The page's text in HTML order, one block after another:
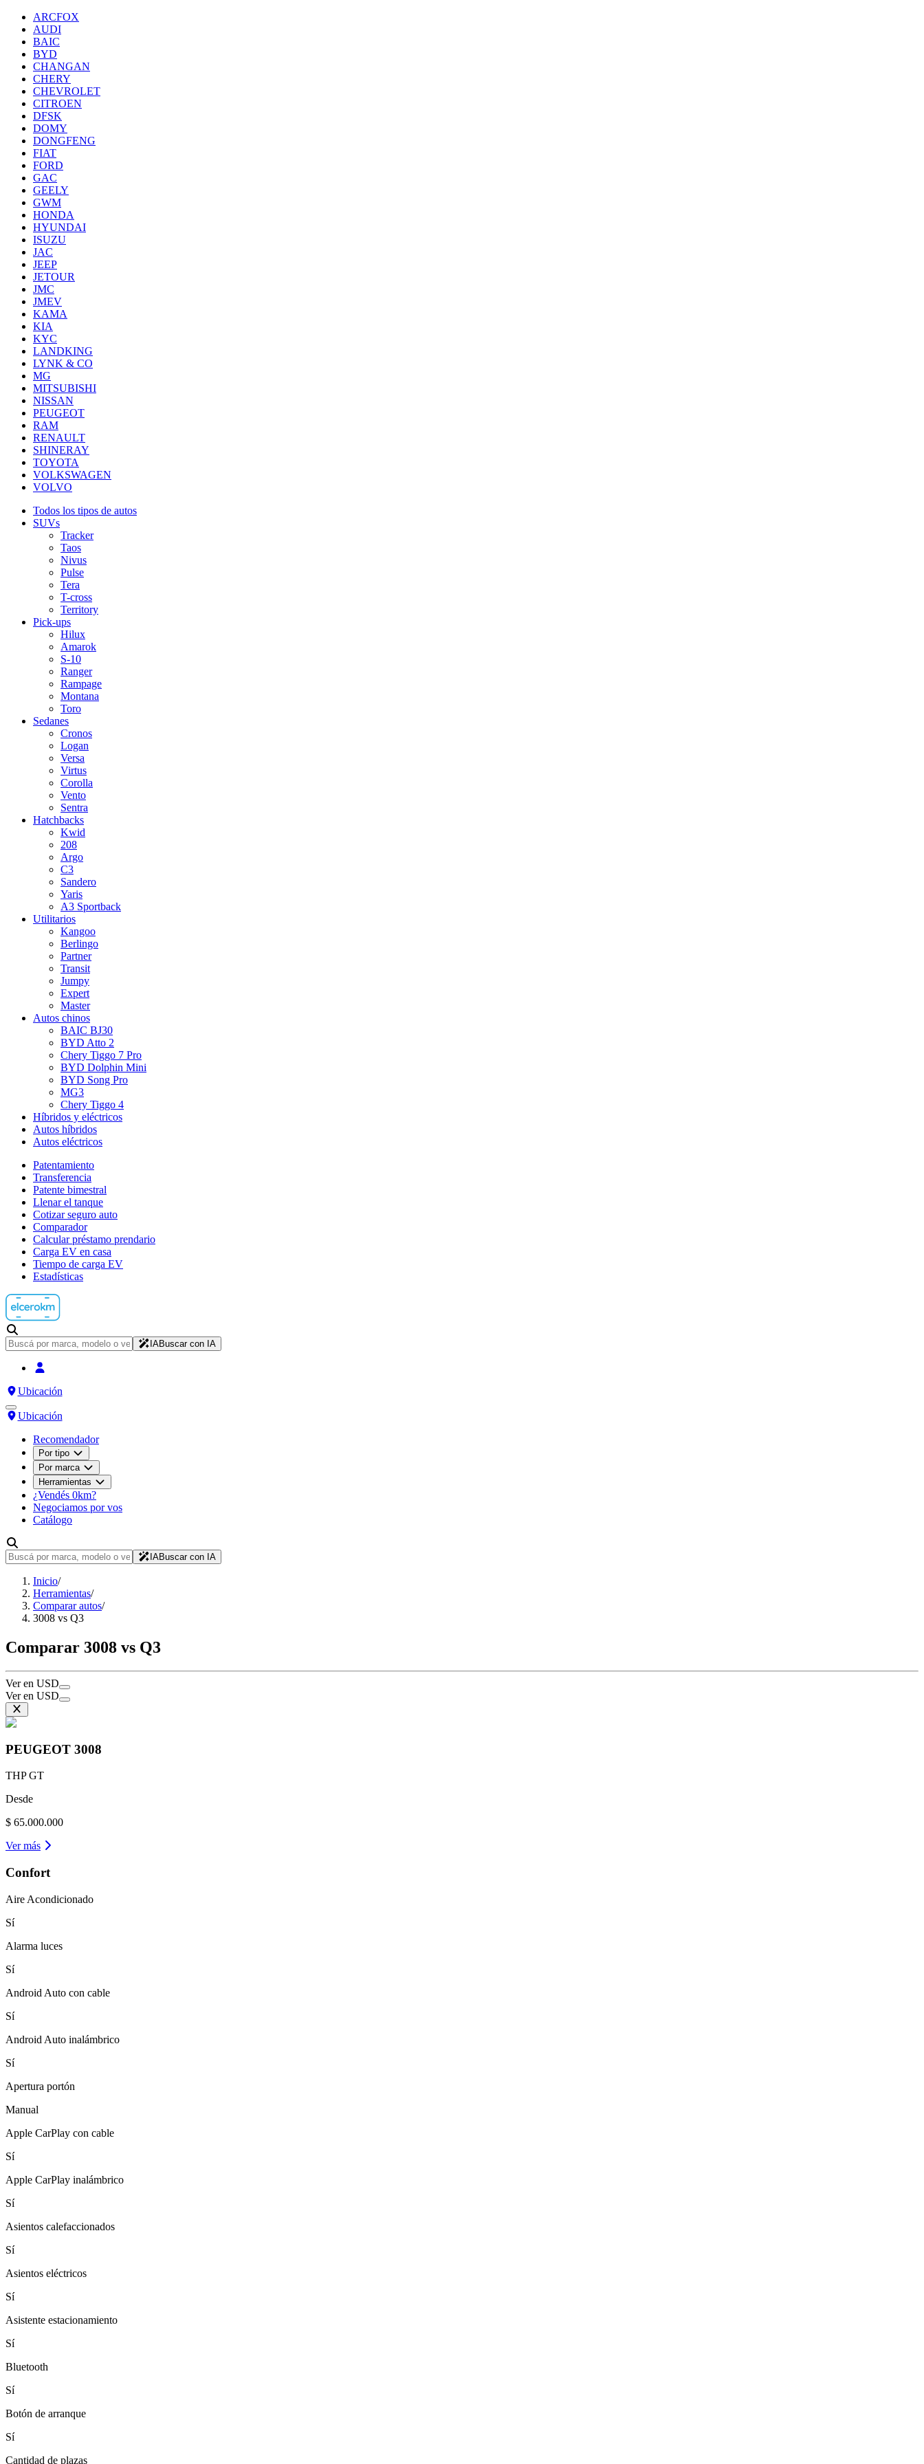
ARCFOX
AUDI
BAIC
BYD
CHANGAN
CHERY
CHEVROLET
CITROEN
DFSK
DOMY
DONGFENG
FIAT
FORD
GAC
GEELY
GWM
HONDA
HYUNDAI
ISUZU
JAC
JEEP
JETOUR
JMC
JMEV
KAMA
KIA
KYC
LANDKING
LYNK & CO
MG
MITSUBISHI
NISSAN
PEUGEOT
RAM
RENAULT
SHINERAY
TOYOTA
VOLKSWAGEN
VOLVO
Todos los tipos de autos
SUVs
Tracker
Taos
Nivus
Pulse
Tera
T-cross
Territory
Pick-ups
Hilux
Amarok
S-10
Ranger
Rampage
Montana
Toro
Sedanes
Cronos
Logan
Versa
Virtus
Corolla
Vento
Sentra
Hatchbacks
Kwid
208
Argo
C3
Sandero
Yaris
A3 Sportback
Utilitarios
Kangoo
Berlingo
Partner
Transit
Jumpy
Expert
Master
Autos chinos
BAIC BJ30
BYD Atto 2
Chery Tiggo 7 Pro
BYD Dolphin Mini
BYD Song Pro
MG3
Chery Tiggo 4
Híbridos y eléctricos
Autos híbridos
Autos eléctricos
Patentamiento
Transferencia
Patente bimestral
Llenar el tanque
Cotizar seguro auto
Comparador
Calcular préstamo prendario
Carga EV en casa
Tiempo de carga EV
Estadísticas
IABuscar con IA
Ubicación
Ubicación
Recomendador
Por tipo
Por marca
Herramientas
¿Vendés 0km?
Negociamos por vos
Catálogo
IABuscar con IA
Inicio/
Herramientas/
Comparar autos/
3008 vs Q3
Comparar 3008 vs Q3
Ver en USD
Ver en USD
PEUGEOT 3008
THP GT
Desde
$ 65.000.000
Ver más
Confort
Aire Acondicionado
Sí
Alarma luces
Sí
Android Auto con cable
Sí
Android Auto inalámbrico
Sí
Apertura portón
Manual
Apple CarPlay con cable
Sí
Apple CarPlay inalámbrico
Sí
Asientos calefaccionados
Sí
Asientos eléctricos
Sí
Asistente estacionamiento
Sí
Bluetooth
Sí
Botón de arranque
Sí
Cantidad de plazas